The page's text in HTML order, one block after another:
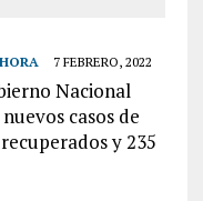
7 FEBRERO, 2022
Nacional
casos de
y 235